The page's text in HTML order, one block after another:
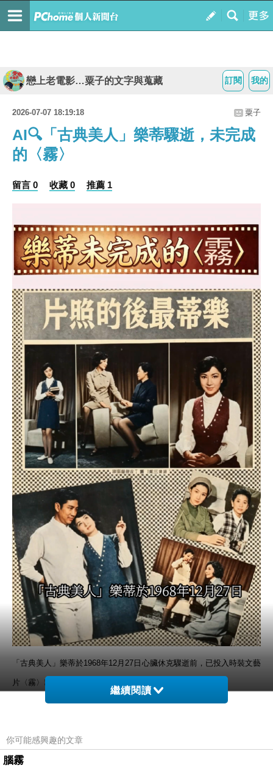
我的
訂閱
戀上老電影…粟子的文字與蒐藏
2026-07-07 18:19:18 粟子
AI🔍「古典美人」樂蒂驟逝，未完成
的〈霧〉
留言 0 收藏 0 推薦 1
「古典美人」樂蒂於1968年12月27日心臟休克驟逝前，已投入時裝文藝
片〈霧〉籌備工作。〈霧〉由甫自義大利學成歸國的
台灣新銳導演劉芳剛執導，樂蒂與「標準小生」張揚主演，她在片中飾
影片動畫以AI方式製成。
繼續閱讀
你可能感興趣的文章
腦霧